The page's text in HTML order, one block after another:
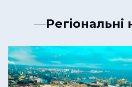
Регіональні